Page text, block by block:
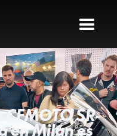
SR-
en Milán es